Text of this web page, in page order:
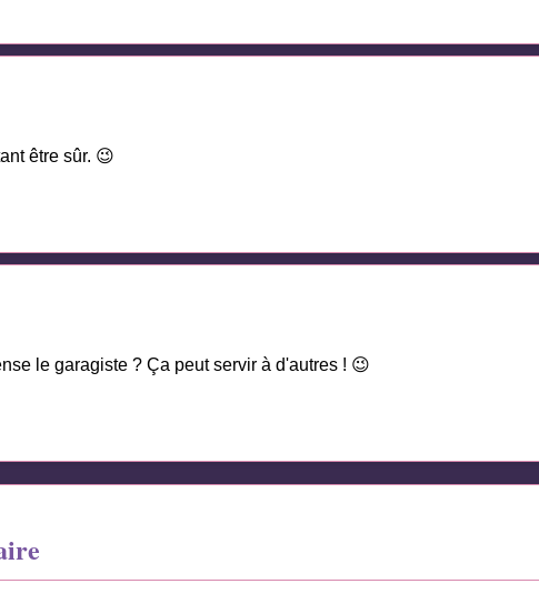
être sûr. 😉
le garagiste ? Ça peut servir à d'autres ! 😉